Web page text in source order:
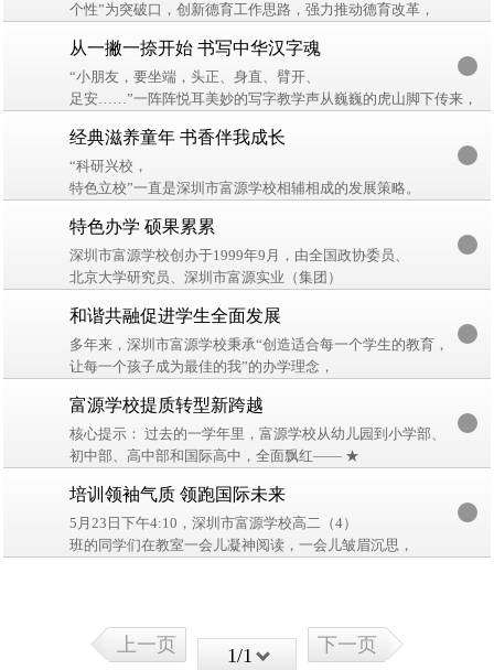
个性”为突破口，创新德育工作思路，强力推动德育改革，
富源学校以“三五教育”、“旗帜教育”、“感恩教育”、“心理健康教
育”、“体验式德育”为核心的主体德育特色已成为该校特色办学的
重要支柱，有力地推动了学校教育教学质量的提高。
从一撇一捺开始 书写中华汉字魂
“小朋友，要坐端，头正、身直、臂开、
足安……”一阵阵悦耳美妙的写字教学声从巍巍的虎山脚下传来，
孩子们专注的神情，端正的姿势，一笔一画的运笔动作，
俨然是一个个小书法家。
经典滋养童年 书香伴我成长
“科研兴校，
特色立校”一直是深圳市富源学校相辅相成的发展策略。
促进学校整体效能提升的有效载体。
而特色立校则给学校师生的文化生活赋予了新的内涵，
使校园充满了灵动的生机，让课堂散发出愉悦的乐趣。
特色办学 硕果累累
深圳市富源学校创办于1999年9月，由全国政协委员、
北京大学研究员、深圳市富源实业（集团）
学校位于西乡街道富源教育城，背依苍翠虎山，雄视东升旭日，
气势恢宏，风景如画，浩然大气。学校设有幼儿园、小学、
初中、高中、富源·剑桥国际学院等5个学部（院），
和谐共融促进学生全面发展
多年来，深圳市富源学校秉承“创造适合每一个学生的教育，
让每一个孩子成为最佳的我”的办学理念，
全面实施素质教育，倾力打造现代化名校，办学成绩优异，
享誉珠三角。
富源学校提质转型新跨越
核心提示： 过去的一学年里，富源学校从幼儿园到小学部、
初中部、高中部和国际高中，全面飘红—— ★
DIC国际课程教学取得优质保教效果，深受家长欢迎；
培训领袖气质 领跑国际未来
5月23日下午4:10，深圳市富源学校高二（4）
班的同学们在教室一会儿凝神阅读，一会儿皱眉沉思，
原来该班的团支部书记蔡宝标正在主持该班的领袖气质培训。
上一页 1/1 下一页